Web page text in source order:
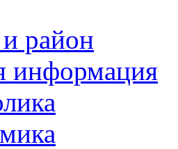
район
информация